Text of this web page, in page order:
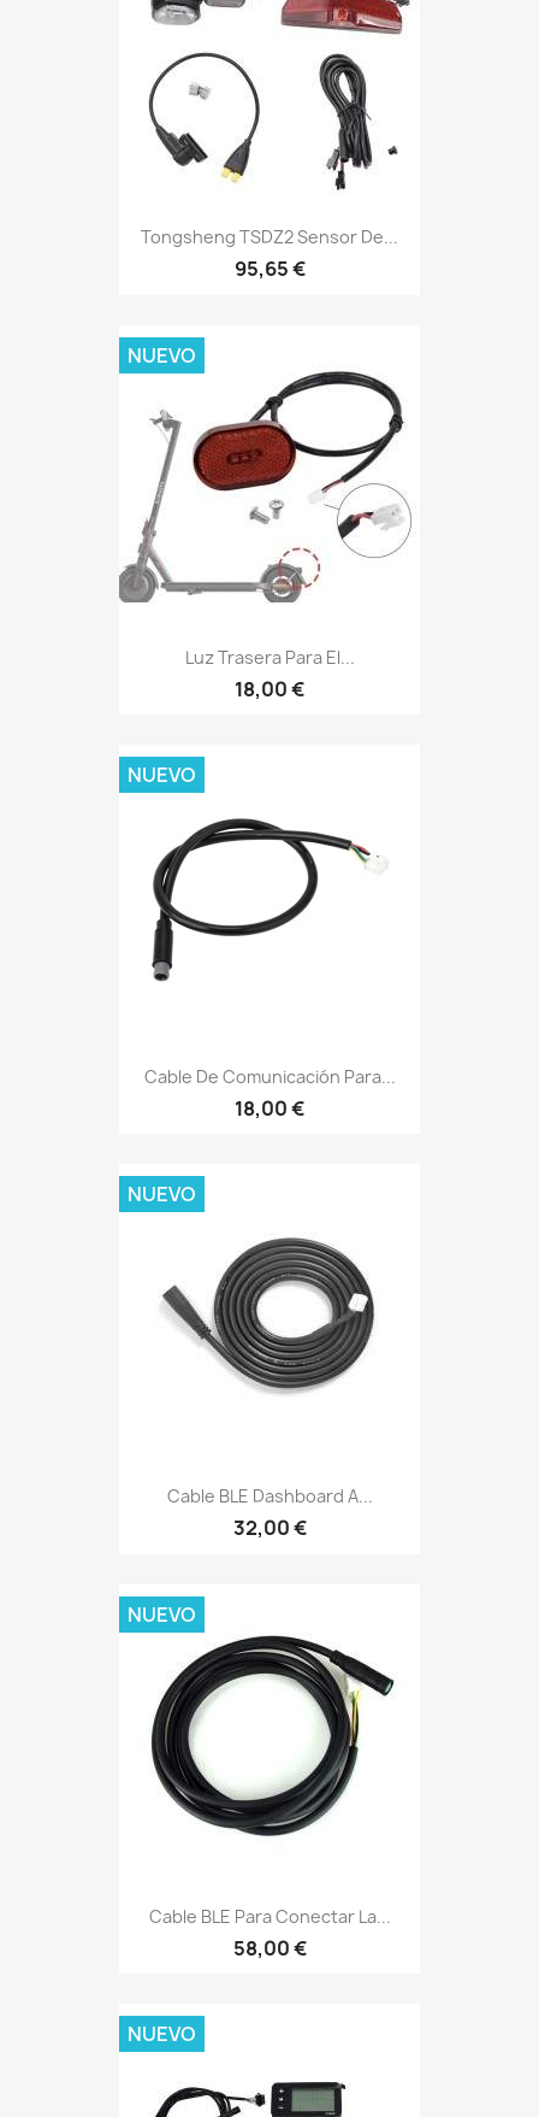
Tongsheng TSDZ2 Sensor De...
95,65 €
Luz Trasera Para El...
18,00 €
NUEVO
Cable De Comunicación Para...
18,00 €
NUEVO
Cable BLE Dashboard A...
32,00 €
NUEVO
Cable BLE Para Conectar La...
58,00 €
NUEVO
NUEVO